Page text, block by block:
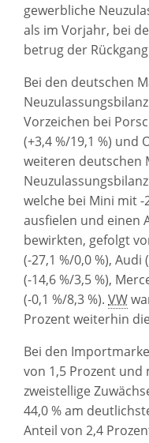
gewerbliche
als im Vorjahr, bei
betrug der
Bei den deutschen
Vorzeichen bei
(+3,4 %/19,1 %) und
weiteren deutschen
welche bei Mini mit
ausfielen und einen
bewirkten, gefolgt
(-27,1 %/0,0 %), Audi
(-14,6 %/3,5 %),
(-0,1 %/8,3 %). VW
Prozent weiterhin
Bei den
von 1,5 Prozent und
zweistellige
44,0 % am
Anteil von 2,4